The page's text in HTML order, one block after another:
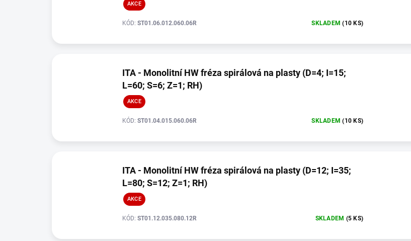
AKCE
SKLADEM(10 KS)
KÓD: ST01.06.012.060.06R
ITA - Monolitní HW fréza spirálová na plasty (D=4; I=15;
L=60; S=6; Z=1; RH)
AKCE
SKLADEM(10 KS)
KÓD: ST01.04.015.060.06R
ITA - Monolitní HW fréza spirálová na plasty (D=12; I=35;
L=80; S=12; Z=1; RH)
AKCE
SKLADEM (5 KS)
KÓD: ST01.12.035.080.12R